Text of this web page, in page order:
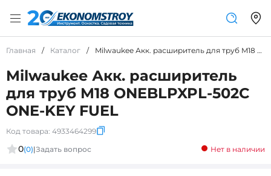
Главная / Каталог / Milwaukee Акк. расширитель для труб M18 ONEBLPXPL-502C ONE-KEY FUEL
Milwaukee Акк. расширитель
для труб M18 ONEBLPXPL-502C
ONE-KEY FUEL
Код товара: 4933464299
0(0)|Задать вопрос Нет в наличии